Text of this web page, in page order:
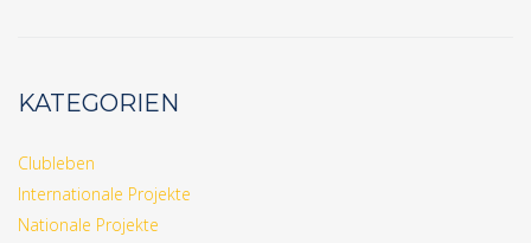
KATEGORIEN
Clubleben
Internationale Projekte
Nationale Projekte